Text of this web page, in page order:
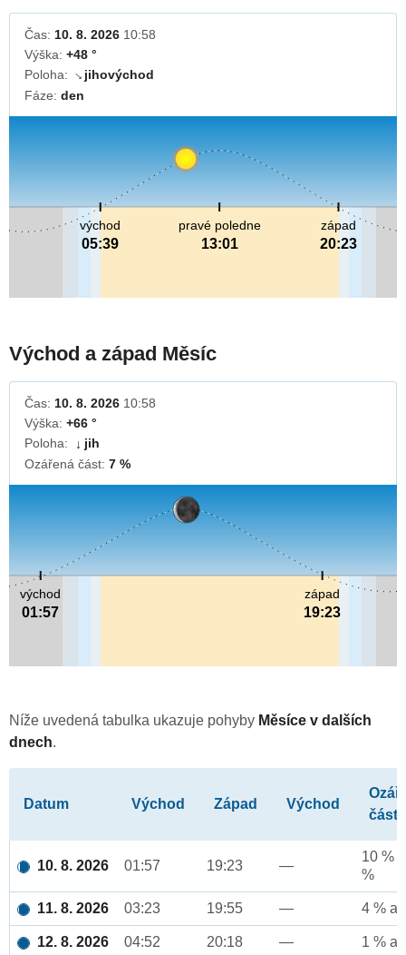
Čas: 10. 8. 2026 10:58
Výška: +48 °
Poloha: ↓jihovýchod
Fáze: den
pravé poledne
13:01
východ
05:39
západ
20:23
Východ a západ Měsíc
Čas: 10. 8. 2026 10:58
Výška: +66 °
Poloha:
↓ jih
Ozářená část: 7 %
východ
01:57
západ
19:23
Níže uvedená tabulka ukazuje pohyby Měsíce v dalších
dnech.
Datum Východ Západ Východ
část
10. 8. 2026 01:57 19:23 —
10 %
%
11. 8. 2026 03:23 19:55 — 4 %
12. 8. 2026 04:52 20:18 — 1 %